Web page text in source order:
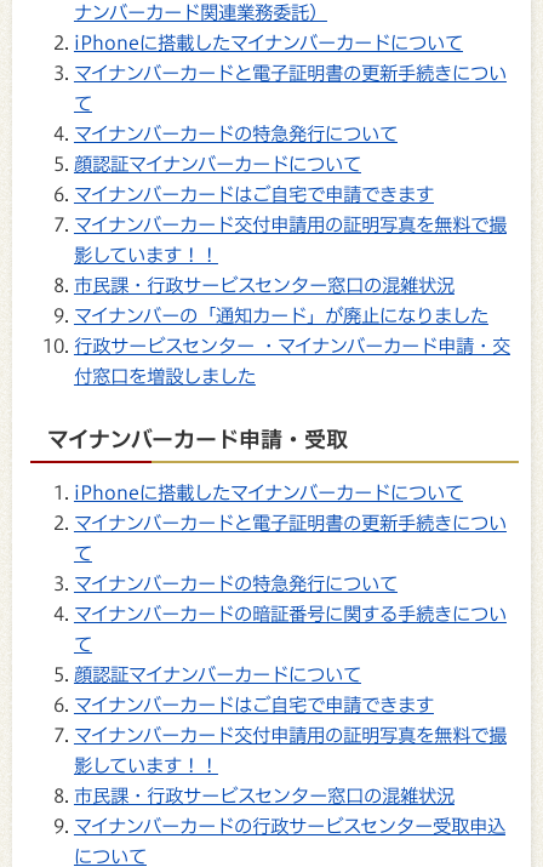
ナンバーカード関連業務委託）
iPhoneに搭載したマイナンバーカードについて
マイナンバーカードと電子証明書の更新手続きについ
て
マイナンバーカードの特急発行について
顔認証マイナンバーカードについて
マイナンバーカードはご自宅で申請できます
マイナンバーカード交付申請用の証明写真を無料で撮
影しています！！
市民課・行政サービスセンター窓口の混雑状況
マイナンバーの「通知カード」が廃止になりました
行政サービスセンター ・マイナンバーカード申請・交
付窓口を増設しました
マイナンバーカード申請・受取
iPhoneに搭載したマイナンバーカードについて
マイナンバーカードと電子証明書の更新手続きについ
て
マイナンバーカードの特急発行について
マイナンバーカードの暗証番号に関する手続きについ
て
顔認証マイナンバーカードについて
マイナンバーカードはご自宅で申請できます
マイナンバーカード交付申請用の証明写真を無料で撮
影しています！！
市民課・行政サービスセンター窓口の混雑状況
マイナンバーカードの行政サービスセンター受取申込
について